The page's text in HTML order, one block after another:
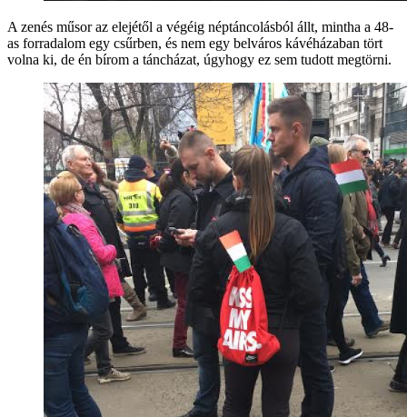
A zenés műsor az elejétől a végéig néptáncolásból állt, mintha a 48-
as forradalom egy csűrben, és nem egy belváros kávéházaban tört
volna ki, de én bírom a táncházat, úgyhogy ez sem tudott megtörni.